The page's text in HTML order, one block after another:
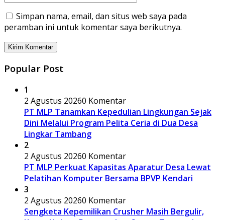
Simpan nama, email, dan situs web saya pada
peramban ini untuk komentar saya berikutnya.
Popular Post
1
2 Agustus 20260 Komentar
PT MLP Tanamkan Kepedulian Lingkungan Sejak
Dini Melalui Program Pelita Ceria di Dua Desa
Lingkar Tambang
2
2 Agustus 20260 Komentar
PT MLP Perkuat Kapasitas Aparatur Desa Lewat
Pelatihan Komputer Bersama BPVP Kendari
3
2 Agustus 20260 Komentar
Sengketa Kepemilikan Crusher Masih Bergulir,